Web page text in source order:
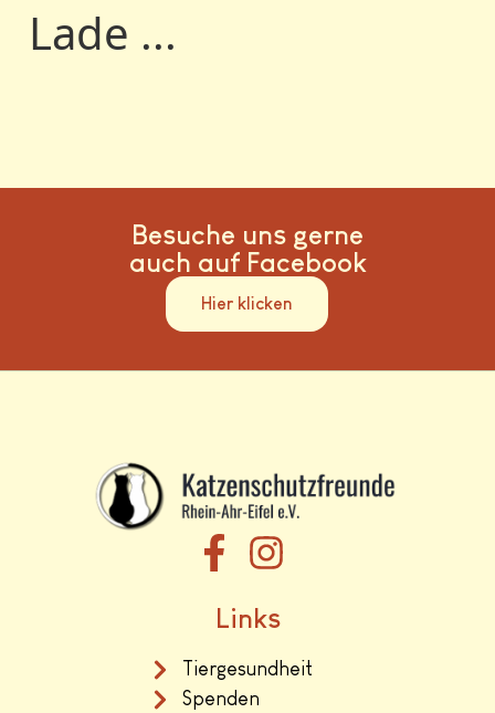
Lade ...
Besuche uns gerne
auch auf Facebook
Hier klicken
Links
Tiergesundheit
Spenden